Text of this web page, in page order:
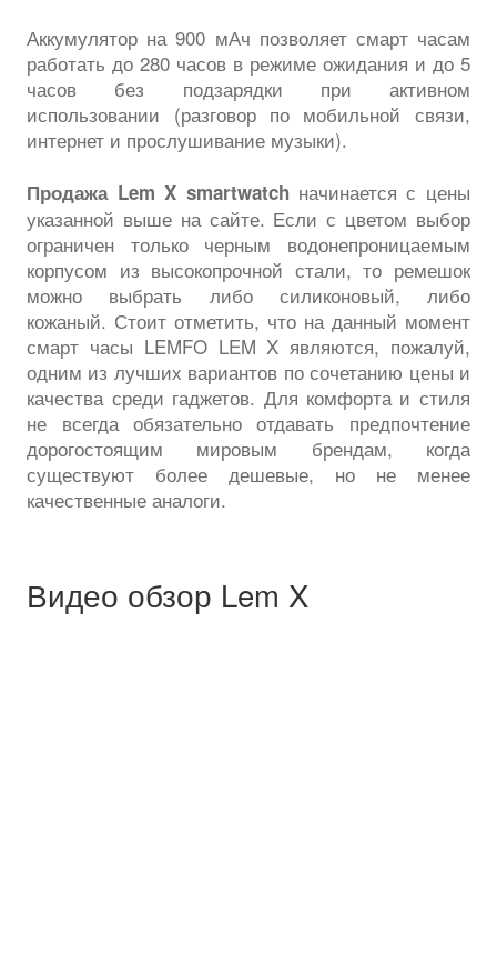
Аккумулятор на 900 мАч позволяет смарт часам
работать до 280 часов в режиме ожидания и до 5
часов без подзарядки при активном
использовании (разговор по мобильной связи,
интернет и прослушивание музыки).
Продажа Lem X smartwatchначинается с цены
указанной выше на сайте. Если с цветом выбор
ограничен только черным водонепроницаемым
корпусом из высокопрочной стали, то ремешок
можно выбрать либо силиконовый, либо
кожаный. Стоит отметить, что на данный момент
смарт часы LEMFO LEM X являются, пожалуй,
одним из лучших вариантов по сочетанию цены и
качества среди гаджетов. Для комфорта и стиля
не всегда обязательно отдавать предпочтение
дорогостоящим мировым брендам, когда
существуют более дешевые, но не менее
качественные аналоги.
Видео обзор Lem X